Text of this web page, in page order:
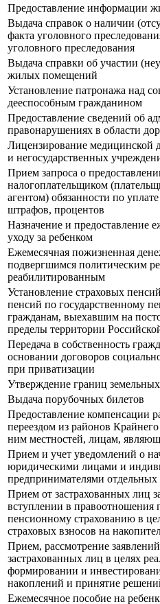
Предоставление информации
Выдача справок о наличии
факта уголовного
уголовного преследования
Выдача справки об участии
жилых помещений
Установление патронажа над
дееспособным гражданином
Предоставление сведений об
правонарушениях в области
Лицензирование медицинской
и негосударственных
Прием запроса о
налогоплательщиком
агентом) обязанности по
штрафов, процентов
Назначение и предоставление
уходу за ребенком
Ежемесячная пожизненная
подвергшимся политическим
реабилитированным
Установление страховых
пенсий по государственному
гражданам, выехавшим на
пределы территории
Передача в собственность
основании договоров
при приватизации
Утверждение границ земельных
Выдача порубочных билетов
Предоставление компенсации
переездом из районов
ним местностей, лицам,
Прием и учет уведомлений о
юридическими лицами и
предпринимателями отдельных
Прием от застрахованных лиц
вступлении в правоотношения
пенсионному страхованию в
страховых взносов на
Прием, рассмотрение
застрахованных лиц в целях
формировании и
накоплений и принятие
Ежемесячное пособие на